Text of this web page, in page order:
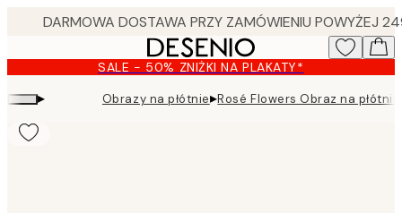
content.
SALE - 50% ZNIŻKI NA PLAKATY*
▸ Obrazy na płótnie▸Rosé Flowers Obraz na płótnie